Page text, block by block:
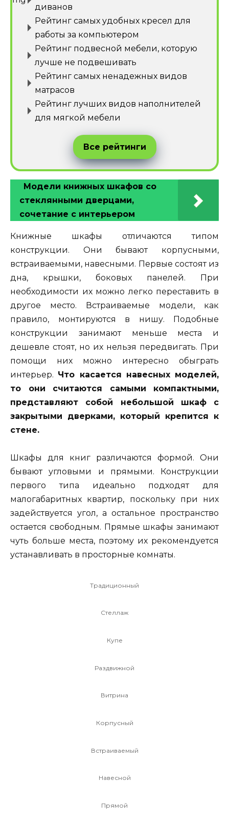
диванов
Рейтинг самых удобных кресел для
работы за компьютером
Рейтинг подвесной мебели, которую
лучше не подвешивать
Рейтинг самых ненадежных видов
матрасов
Рейтинг лучших видов наполнителей
для мягкой мебели
Все рейтинги
Модели книжных шкафов со
стеклянными дверцами,
сочетание с интерьером
Книжные шкафы отличаются типом
конструкции. Они бывают корпусными,
встраиваемыми, навесными. Первые состоят из
дна, крышки, боковых панелей. При
необходимости их можно легко переставить в
другое место. Встраиваемые модели, как
правило, монтируются в нишу. Подобные
конструкции занимают меньше места и
дешевле стоят, но их нельзя передвигать. При
помощи них можно интересно обыграть
интерьер. Что касается навесных моделей,
то они считаются самыми компактными,
представляют собой небольшой шкаф с
закрытыми дверками, который крепится к
стене.
Шкафы для книг различаются формой. Они
бывают угловыми и прямыми. Конструкции
первого типа идеально подходят для
малогабаритных квартир, поскольку при них
задействуется угол, а остальное пространство
остается свободным. Прямые шкафы занимают
чуть больше места, поэтому их рекомендуется
устанавливать в просторные комнаты.
Традиционный
Стеллаж
Купе
Раздвижной
Витрина
Корпусный
Встраиваемый
Навесной
Прямой